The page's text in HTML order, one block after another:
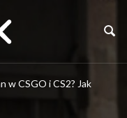
w CSGO i CS2? Jak